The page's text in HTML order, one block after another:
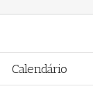
Calendário